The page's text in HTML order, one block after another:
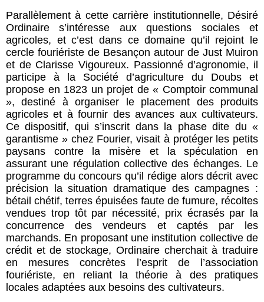
Parallèlement à cette carrière institutionnelle, Désiré
Ordinaire s’intéresse aux questions sociales et
agricoles, et c’est dans ce domaine qu’il rejoint le
cercle fouriériste de Besançon autour de Just Muiron
et de Clarisse Vigoureux. Passionné d’agronomie, il
participe à la Société d’agriculture du Doubs et
propose en 1823 un projet de « Comptoir communal
», destiné à organiser le placement des produits
agricoles et à fournir des avances aux cultivateurs.
Ce dispositif, qui s’inscrit dans la phase dite du «
garantisme » chez Fourier, visait à protéger les petits
paysans contre la misère et la spéculation en
assurant une régulation collective des échanges. Le
programme du concours qu’il rédige alors décrit avec
précision la situation dramatique des campagnes :
bétail chétif, terres épuisées faute de fumure, récoltes
vendues trop tôt par nécessité, prix écrasés par la
concurrence des vendeurs et captés par les
marchands. En proposant une institution collective de
crédit et de stockage, Ordinaire cherchait à traduire
en mesures concrètes l’esprit de l’association
fouriériste, en reliant la théorie à des pratiques
locales adaptées aux besoins des cultivateurs.